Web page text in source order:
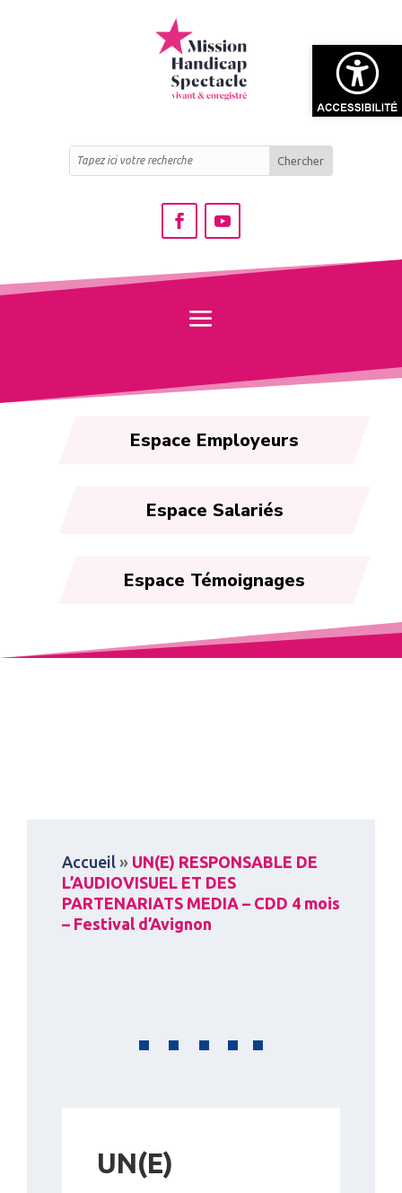
Ouvrir la
Espace Employeurs
Espace Salariés
Espace Témoignages
Accueil» UN(E) RESPONSABLE DE
L’AUDIOVISUEL ET DES
PARTENARIATS MEDIA – CDD 4 mois
– Festival d’Avignon
UN(E)